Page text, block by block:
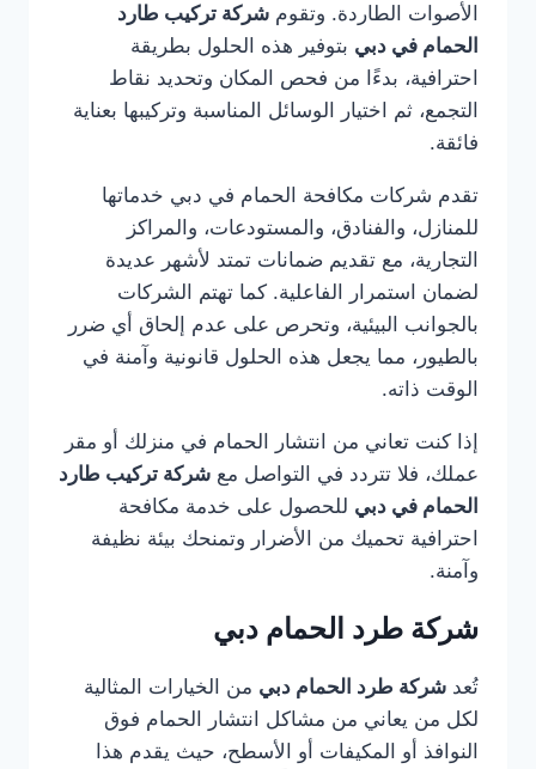
الأصوات الطاردة. وتقوم شركة تركيب طارد
الحمام في دبي بتوفير هذه الحلول بطريقة
احترافية، بدءًا من فحص المكان وتحديد نقاط
التجمع، ثم اختيار الوسائل المناسبة وتركيبها بعناية
فائقة.
تقدم شركات مكافحة الحمام في دبي خدماتها
للمنازل، والفنادق، والمستودعات، والمراكز
التجارية، مع تقديم ضمانات تمتد لأشهر عديدة
لضمان استمرار الفاعلية. كما تهتم الشركات
بالجوانب البيئية، وتحرص على عدم إلحاق أي ضرر
بالطيور، مما يجعل هذه الحلول قانونية وآمنة في
الوقت ذاته.
إذا كنت تعاني من انتشار الحمام في منزلك أو مقر
عملك، فلا تتردد في التواصل مع شركة تركيب طارد
الحمام في دبي للحصول على خدمة مكافحة
احترافية تحميك من الأضرار وتمنحك بيئة نظيفة
وآمنة.
شركة طرد الحمام دبي
تُعد شركة طرد الحمام دبي من الخيارات المثالية
لكل من يعاني من مشاكل انتشار الحمام فوق
النوافذ أو المكيفات أو الأسطح، حيث يقدم هذا